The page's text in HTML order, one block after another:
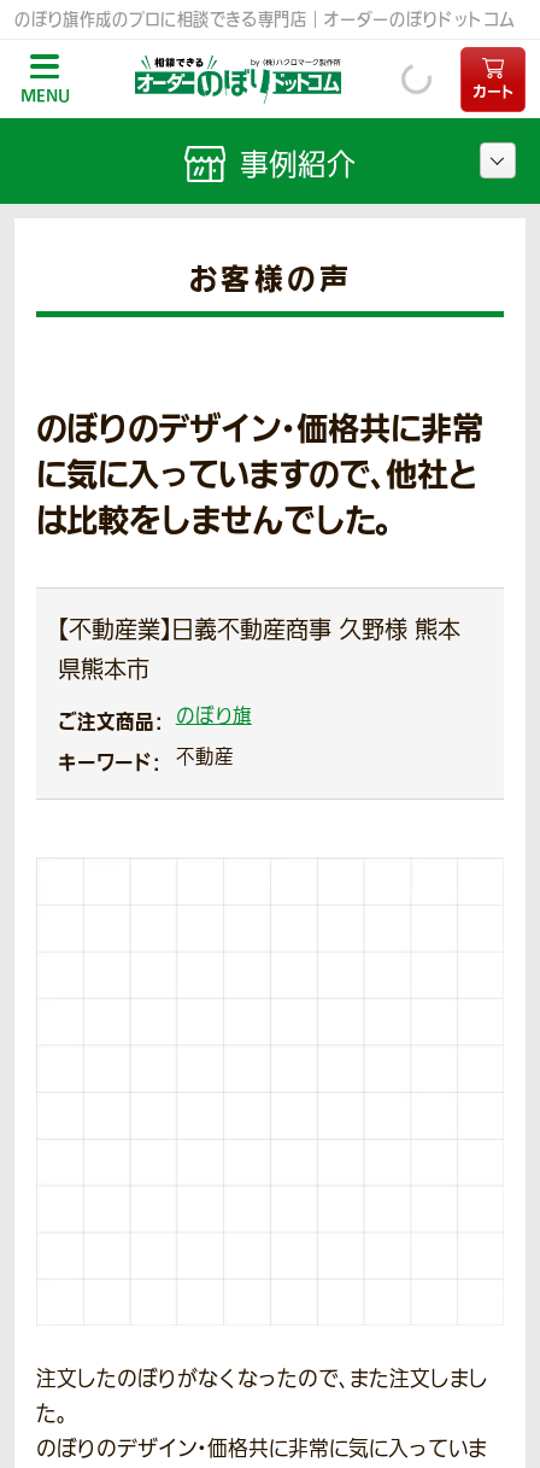
のぼり旗作成のプロに相談できる専門店｜オーダーのぼりドットコム
MENU カート
お客様の声
のぼりのデザイン・価格共に非常
に気に入っていますので、他社と
は比較をしませんでした。
【不動産業】日義不動産商事 久野様 熊本
県熊本市
ご注文商品： のぼり旗
キーワード： 不動産
注文したのぼりがなくなったので、また注文しまし
た。
のぼりのデザイン・価格共に非常に気に入っていま
事例紹介